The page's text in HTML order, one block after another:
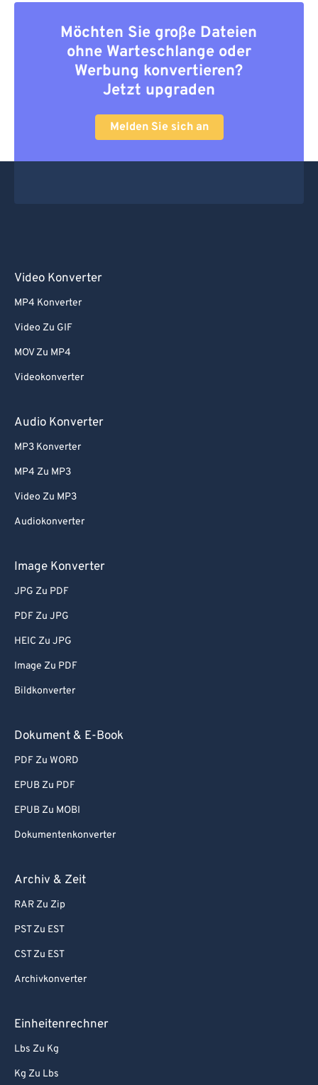
Möchten Sie große Dateien
ohne Warteschlange oder
Werbung konvertieren?
Jetzt upgraden
Melden Sie sich an
Video Konverter
MP4 Konverter
Video Zu GIF
MOV Zu MP4
Videokonverter
Audio Konverter
MP3 Konverter
MP4 Zu MP3
Video Zu MP3
Audiokonverter
Image Konverter
JPG Zu PDF
PDF Zu JPG
HEIC Zu JPG
Image Zu PDF
Bildkonverter
Dokument & E-Book
PDF Zu WORD
EPUB Zu PDF
EPUB Zu MOBI
Dokumentenkonverter
Archiv & Zeit
RAR Zu Zip
PST Zu EST
CST Zu EST
Archivkonverter
Einheitenrechner
Lbs Zu Kg
Kg Zu Lbs